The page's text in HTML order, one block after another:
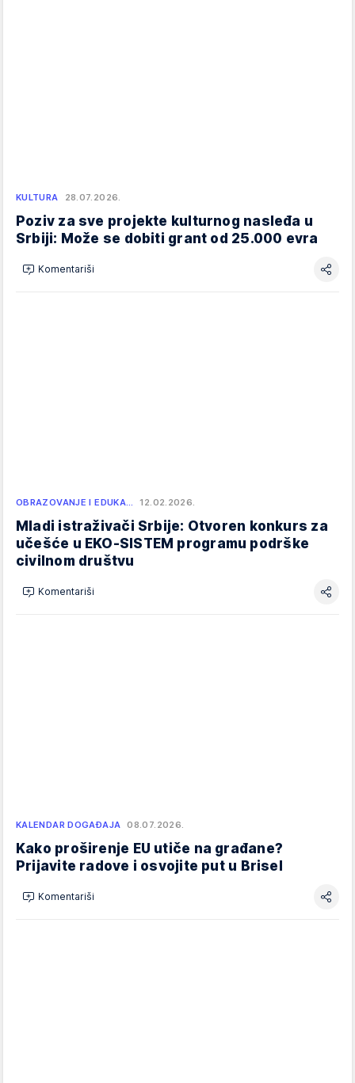
KULTURA 28.07.2026.
Poziv za sve projekte kulturnog nasleđa u
Srbiji: Može se dobiti grant od 25.000 evra
Komentariši
OBRAZOVANJE I EDUKA… 12.02.2026.
Mladi istraživači Srbije: Otvoren konkurs za
učešće u EKO-SISTEM programu podrške
civilnom društvu
Komentariši
KALENDAR DOGAĐAJA 08.07.2026.
Kako proširenje EU utiče na građane?
Prijavite radove i osvojite put u Brisel
Komentariši